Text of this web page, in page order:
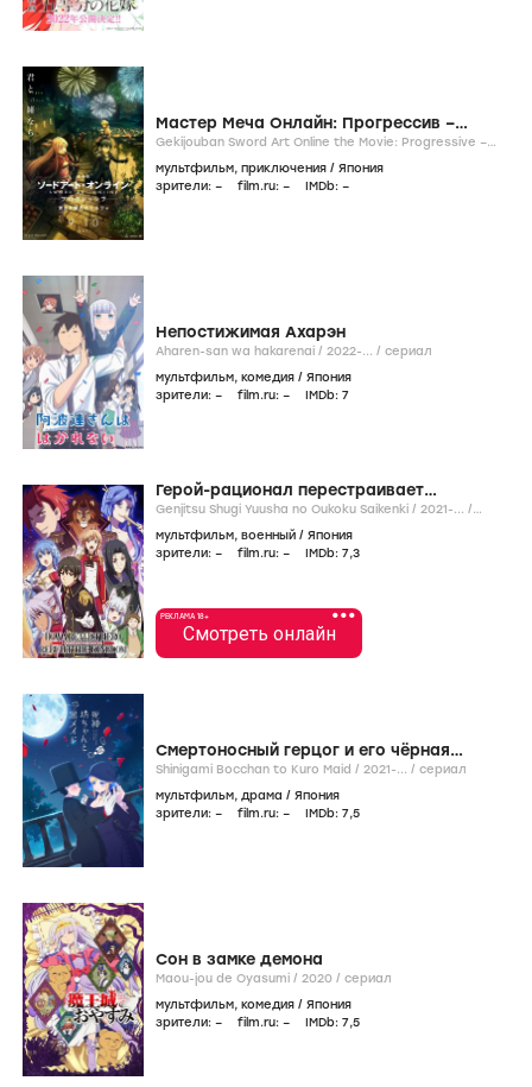
Мастер Меча Онлайн: Прогрессив –
Скерцо глубокой ночи
Gekijouban Sword Art Online the Movie: Progressive –
мультфильм, приключения / Япония
зрители: – film.ru: – IMDb: –
Непостижимая Ахарэн
Aharen-san wa hakarenai / 2022-... / сериал
мультфильм, комедия / Япония
зрители: – film.ru: – IMDb: 7
Герой-рационал перестраивает
королевство
Genjitsu Shugi Yuusha no Oukoku Saikenki / 2021-... /
мультфильм, военный / Япония
зрители: – film.ru: – IMDb: 7,3
•••
РЕКЛАМА 18+
Смотреть онлайн
Смертоносный герцог и его чёрная
горничная
Shinigami Bocchan to Kuro Maid / 2021-... / сериал
мультфильм, драма / Япония
зрители: – film.ru: – IMDb: 7,5
Сон в замке демона
Maou-jou de Oyasumi / 2020 / сериал
мультфильм, комедия / Япония
зрители: – film.ru: – IMDb: 7,5